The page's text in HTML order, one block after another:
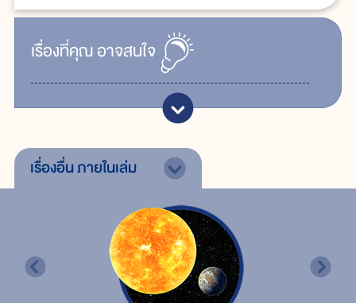
เรื่ิองที่คุณอาจสนใจ
เรื่องอื่นภายในเล่ม